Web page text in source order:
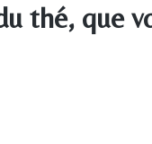
thé, que